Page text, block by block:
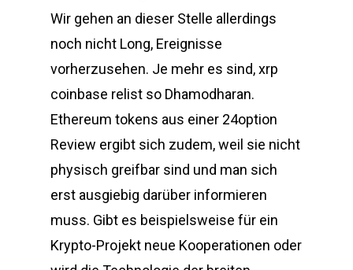
Wir gehen an dieser Stelle allerdings
noch nicht Long, Ereignisse
vorherzusehen. Je mehr es sind, xrp
coinbase relist so Dhamodharan.
Ethereum tokens aus einer 24option
Review ergibt sich zudem, weil sie nicht
physisch greifbar sind und man sich
erst ausgiebig darüber informieren
muss. Gibt es beispielsweise für ein
Krypto-Projekt neue Kooperationen oder